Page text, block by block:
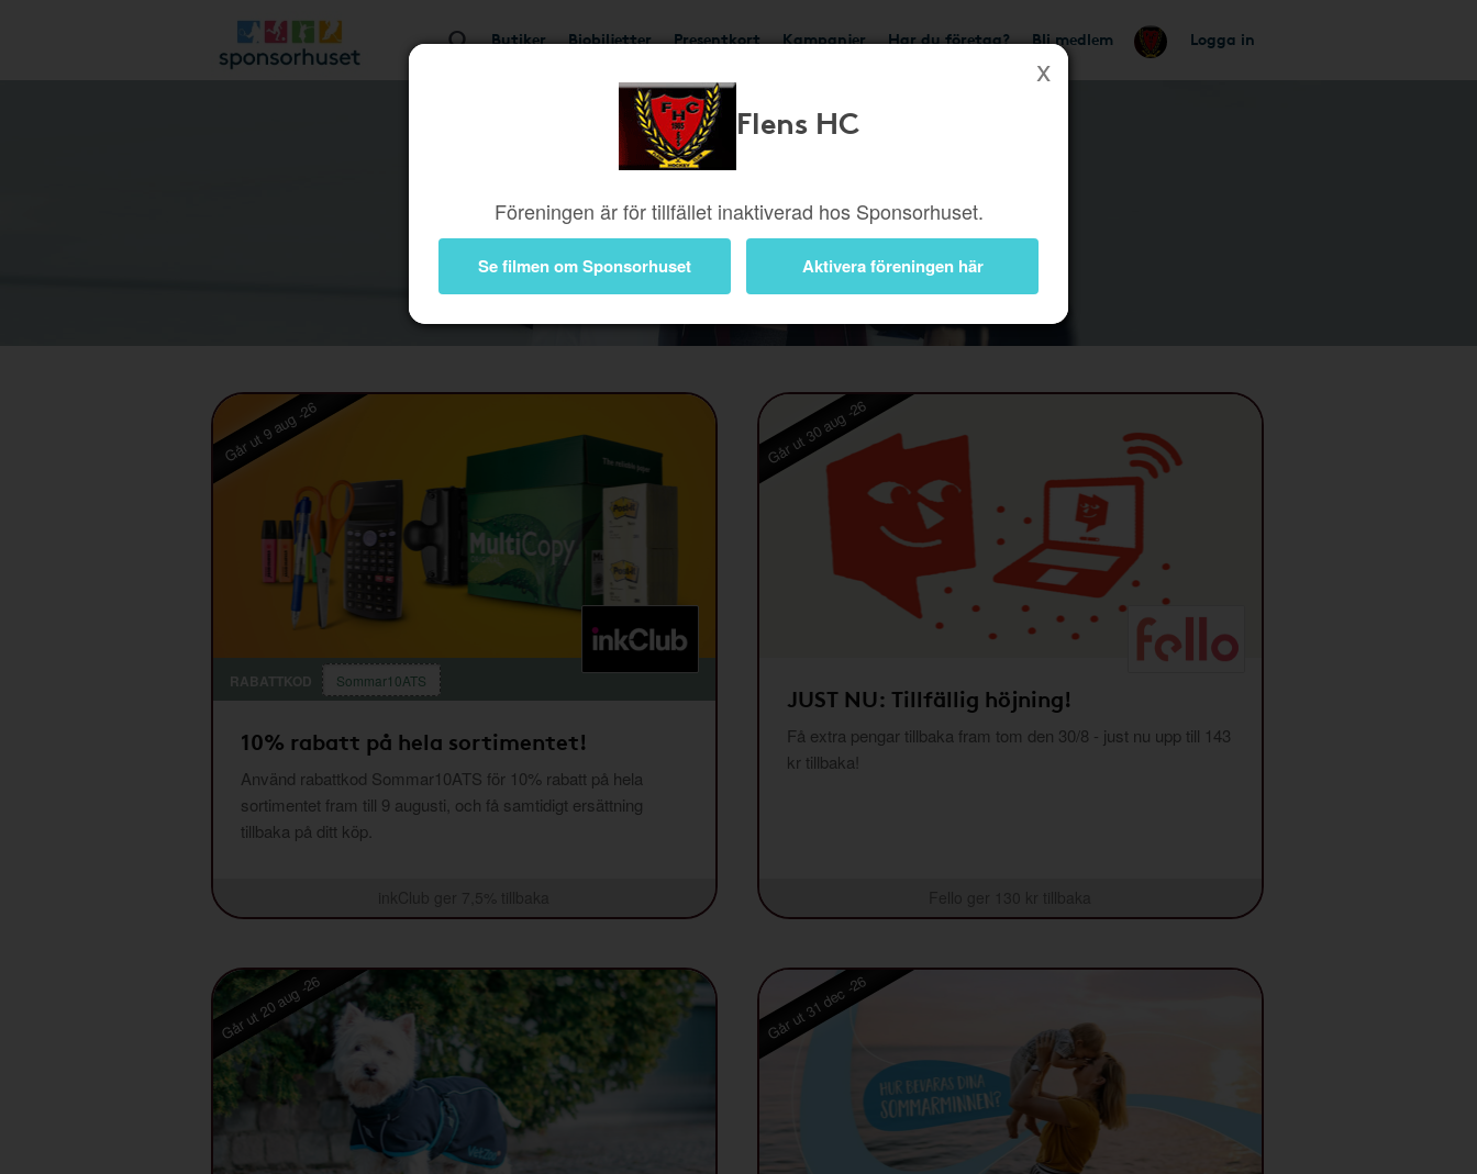
Butiker Biobiljetter Presentkort Kampanjer Har du företag? Bli medlem Logga in
Flens HC
Föreningen är för tillfället inaktiverad hos Sponsorhuset.
Se filmen om Sponsorhuset Aktivera föreningen här
Kampanjer
Går ut 9 aug -26
RABATTKOD Sommar10ATS
10% rabatt på hela sortimentet!
Använd rabattkod Sommar10ATS för 10% rabatt på hela
sortimentet fram till 9 augusti, och få samtidigt ersättning
tillbaka på ditt köp.
Går ut 30 aug -26
JUST NU: Tillfällig höjning!
Få extra pengar tillbaka fram tom den 30/8 - just nu upp till 143
kr tillbaka!
Går ut 20 aug -26 Går ut 31 dec -26